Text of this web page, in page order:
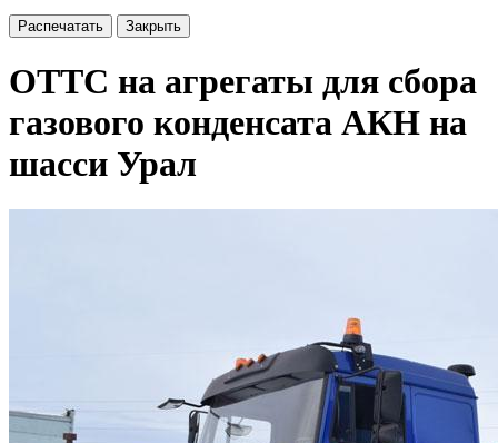
Распечатать Закрыть
ОТТС на агрегаты для сбора
газового конденсата АКН на
шасси Урал